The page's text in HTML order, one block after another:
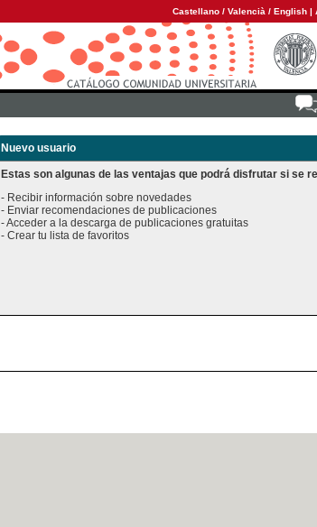
Castellano / Valencià / English |
Nuevo usuario
Estas son algunas de las ventajas que podrá disfrutar si se
- Recibir información sobre novedades
- Enviar recomendaciones de publicaciones
- Acceder a la descarga de publicaciones gratuitas